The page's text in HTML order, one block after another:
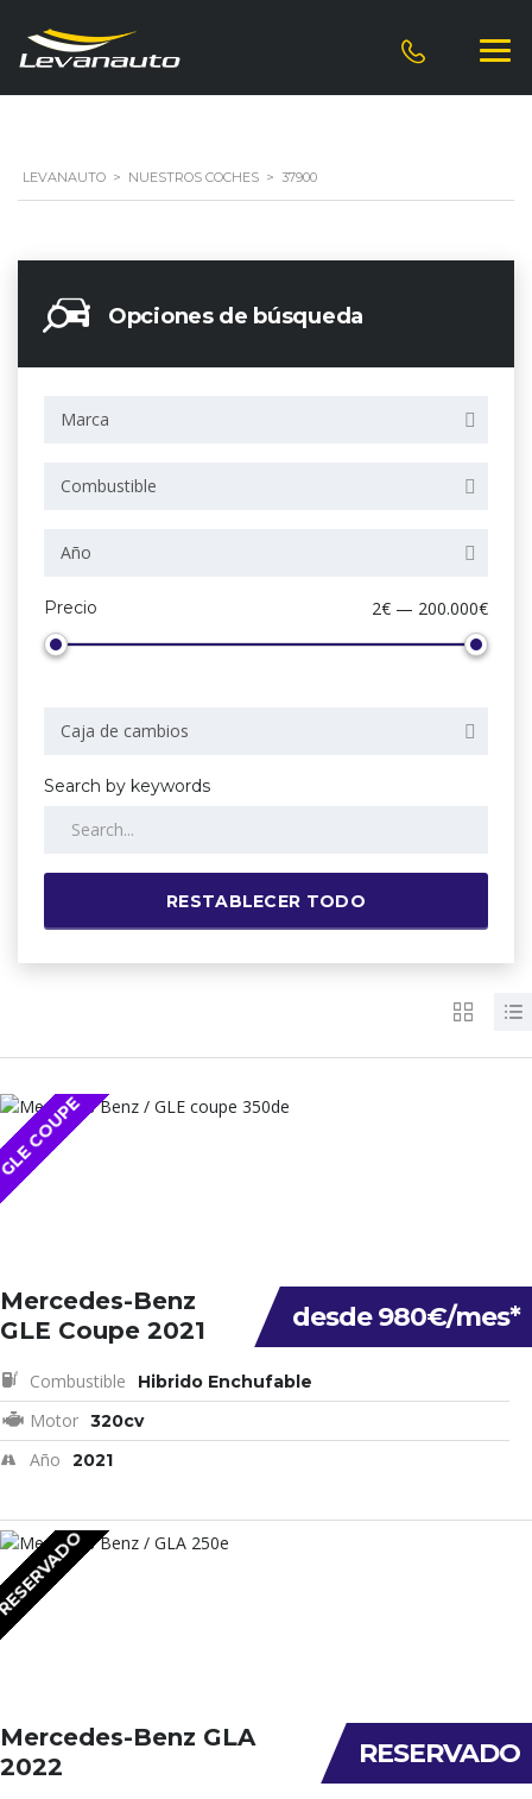
LEVANAUTO > NUESTROS COCHES > 37900
Opciones de búsqueda
Marca
Combustible
Año
Precio 2€ — 200.000€
Caja de cambios
Search by keywords
RESTABLECER TODO
COUPE
desde 980€/mes*
Mercedes-Benz
GLE Coupe 2021
Combustible Hibrido Enchufable
Motor 320cv
Año 2021
RESERVADO
Mercedes-Benz GLA
2022